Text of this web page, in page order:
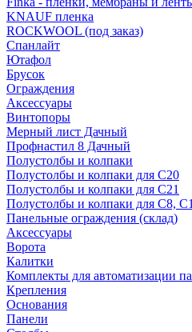
KNAUF пленка
ROCKWOOL (под заказ)
Спанлайт
Ютафол
Брусок
Ограждения
Аксессуары
Винтопоры
Мерный лист Дачный
Профнастил 8 Дачный
Полустолбы и колпаки
Полустолбы и колпаки для С20
Полустолбы и колпаки для С21
Полустолбы и колпаки для С8,
Панельные ограждения (склад)
Аксессуары
Ворота
Калитки
Комплекты для автоматизации
Крепления
Основания
Панели